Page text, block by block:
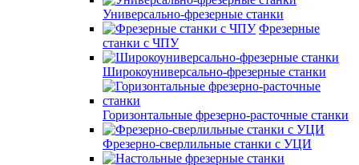
Универсально-фрезерные станки
Фрезерные
станки с ЧПУ
Широкоуниверсально-фрезерные станки
Горизонтальные фрезерно-расточные станки
Фрезерно-сверлильные станки с УЦИ